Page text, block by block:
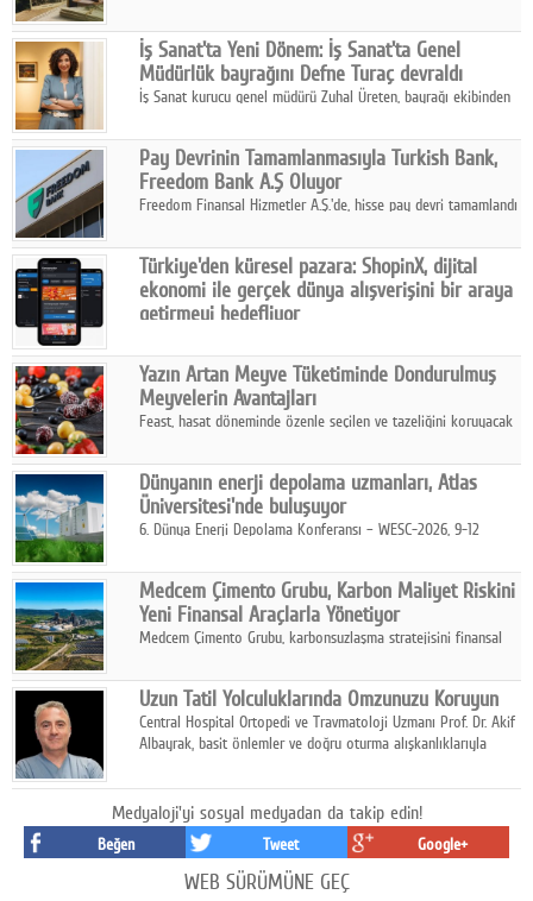
katmanlı bir aile hikâyesi anlatıyor.
İş Sanat'ta Yeni Dönem: İş Sanat'ta Genel
Müdürlük bayrağını Defne Turaç devraldı
İş Sanat kurucu genel müdürü Zuhal Üreten, bayrağı ekibinden
Pay Devrinin Tamamlanmasıyla Turkish Bank,
Freedom Bank A.Ş Oluyor
Freedom Finansal Hizmetler A.Ş.'de, hisse pay devri tamamlandı
Turkish Bank'ın ticaret unvanının “Freedom Bank A.Ş.” olmasına
karar verildi.
Türkiye'den küresel pazara: ShopinX, dijital
ekonomi ile gerçek dünya alışverişini bir araya
getirmeyi hedefliyor
ekonomi ile gerçek dünya alışveriş deneyimi arasında köprü
kurmayı hedefleyen vizyonuyla uluslararası pazarlara açılıyor.
Yazın Artan Meyve Tüketiminde Dondurulmuş
Meyvelerin Avantajları
Feast, hasat döneminde özenle seçilen ve tazeliğini koruyacak
pratik, güvenilir ve lezzetli bir alternatif sunuyor.
Dünyanın enerji depolama uzmanları, Atlas
Üniversitesi'nde buluşuyor
6. Dünya Enerji Depolama Konferansı – WESC-2026, 9-12
sahipliğinde gerçekleştirilecek.
Medcem Çimento Grubu, Karbon Maliyet Riskini
Yeni Finansal Araçlarla Yönetiyor
Medcem Çimento Grubu, karbonsuzlaşma stratejisini finansal
Uzun Tatil Yolculuklarında Omzunuzu Koruyun
Central Hospital Ortopedi ve Travmatoloji Uzmanı Prof. Dr. Akif
Albayrak, basit önlemler ve doğru oturma alışkanlıklarıyla
Medyaloji'yi sosyal medyadan da takip edin!
Beğen Tweet Google+
WEB SÜRÜMÜNE GEÇ